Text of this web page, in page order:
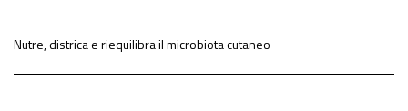
Nutre, districa e riequilibra il microbiota cutaneo